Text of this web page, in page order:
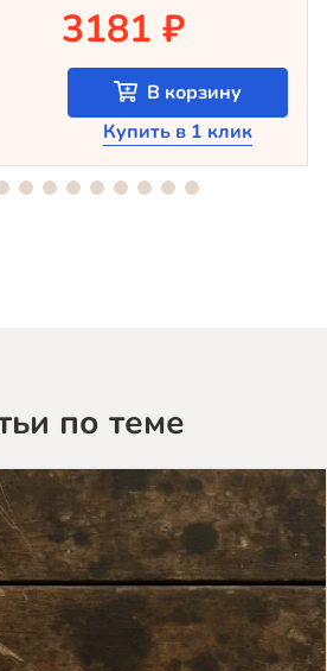
3181 ₽
В корзину
Купить в 1 клик
по теме